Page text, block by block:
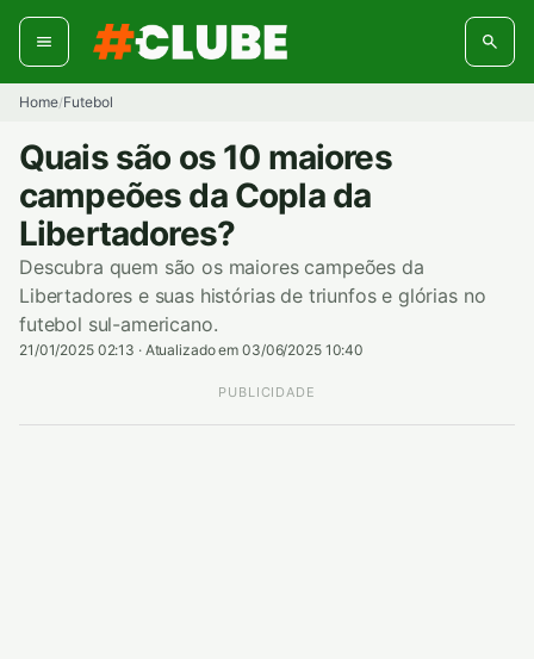
Pular
para
conteúdo
Home/Futebol
Quais são os 10 maiores
campeões da Copla da
Libertadores?
Descubra quem são os maiores campeões da
Libertadores e suas histórias de triunfos e glórias no
futebol sul-americano.
21/01/2025 02:13 · Atualizado em 03/06/2025 10:40
PUBLICIDADE